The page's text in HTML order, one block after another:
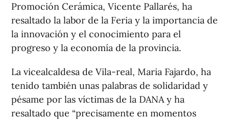
Promoción Cerámica, Vicente Pallarés, ha
resaltado la labor de la Feria y la importancia de
la innovación y el conocimiento para el
progreso y la economía de la provincia.
La vicealcaldesa de Vila-real, Maria Fajardo, ha
tenido también unas palabras de solidaridad y
pésame por las víctimas de la DANA y ha
resaltado que “precisamente en momentos